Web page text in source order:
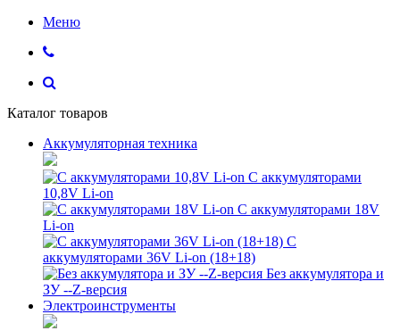
Меню
Каталог товаров
Аккумуляторная техника
С аккумуляторами
10,8V Li-on
С аккумуляторами 18V
Li-on
С
аккумуляторами 36V Li-on (18+18)
Без аккумулятора и
ЗУ --Z-версия
Электроинструменты